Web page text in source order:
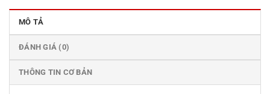
MÔ TẢ
ĐÁNH GIÁ (0)
THÔNG TIN CƠ BẢN